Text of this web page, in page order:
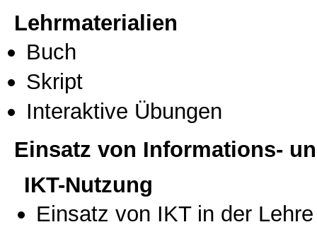
Lehrmaterialien
Buch
Skript
Interaktive Übungen
Einsatz von Informations-
IKT-Nutzung
Einsatz von IKT in der Lehre